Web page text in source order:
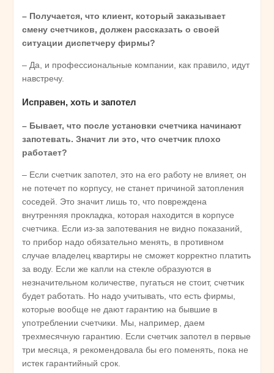
– Получается, что клиент, который заказывает
смену счетчиков, должен рассказать о своей
ситуации диспетчеру фирмы?
– Да, и профессиональные компании, как правило, идут
навстречу.
Исправен, хоть и запотел
– Бывает, что после установки счетчика начинают
запотевать. Значит ли это, что счетчик плохо
работает?
– Если счетчик запотел, это на его работу не влияет, он
не потечет по корпусу, не станет причиной затопления
соседей. Это значит лишь то, что повреждена
внутренняя прокладка, которая находится в корпусе
счетчика. Если из-за запотевания не видно показаний,
то прибор надо обязательно менять, в противном
случае владелец квартиры не сможет корректно платить
за воду. Если же капли на стекле образуются в
незначительном количестве, пугаться не стоит, счетчик
будет работать. Но надо учитывать, что есть фирмы,
которые вообще не дают гарантию на бывшие в
употреблении счетчики. Мы, например, даем
трехмесячную гарантию. Если счетчик запотел в первые
три месяца, я рекомендовала бы его поменять, пока не
истек гарантийный срок.